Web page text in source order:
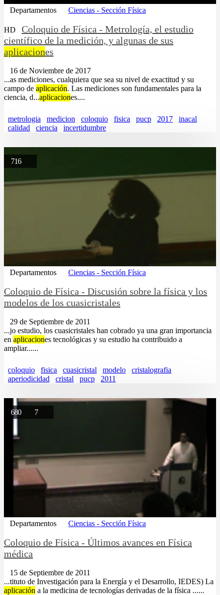
Departamentos Ciencias - Sección Física
HD
Coloquio de Física - Metrología, el estudio
científico de la medición, y algunas de sus
aplicaciones
16 de Noviembre de 2017
...as mediciones, cualquiera que sea su nivel de exactitud y su
campo de aplicación. Las mediciones son fundamentales para la
ciencia, d...aplicaciones....
metrologia medicion coloquio fisica pucp 2017
inacal
calidad
ciencia incertidumbre
716
Departamentos Ciencias - Sección Física
Coloquio de Física - Discusión sobre la física y los
modelos de los cuasicristales
29 de Septiembre de 2011
...jo estudio, los cuasicristales han cobrado ya una gran importancia
en aplicaciones tecnológicas y su estudio ha contribuido a
ampliar......
coloquio fisica cuasicristal modelo
cristalografia
aperiodicidad
cristal pucp 2011
680 7
Departamentos Ciencias - Sección Física
Coloquio de Física - Últimos avances en Física
médica
15 de Septiembre de 2011
...tituto de Investigación para la Energía y el Desarrollo, IEDES) La
aplicación a la medicina de tecnologías derivadas de la física ......